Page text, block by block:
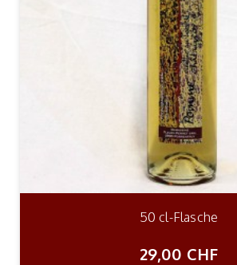
50 cl-Flasche
29,00 CHF